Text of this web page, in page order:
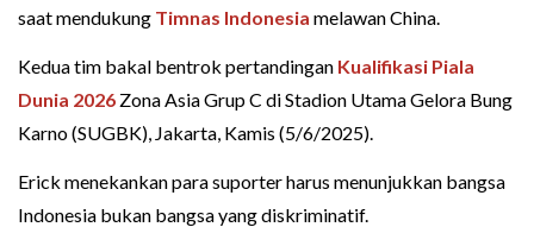
saat mendukung Timnas Indonesia melawan China.
Kedua tim bakal bentrok pertandingan Kualifikasi Piala
Dunia 2026 Zona Asia Grup C di Stadion Utama Gelora Bung
Karno (SUGBK), Jakarta, Kamis (5/6/2025).
Erick menekankan para suporter harus menunjukkan bangsa
Indonesia bukan bangsa yang diskriminatif.